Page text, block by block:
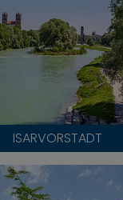
ISARVORSTADT